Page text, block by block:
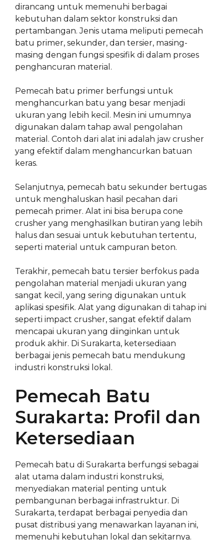
dirancang untuk memenuhi berbagai
kebutuhan dalam sektor konstruksi dan
pertambangan. Jenis utama meliputi pemecah
batu primer, sekunder, dan tersier, masing-
masing dengan fungsi spesifik di dalam proses
penghancuran material.
Pemecah batu primer berfungsi untuk
menghancurkan batu yang besar menjadi
ukuran yang lebih kecil. Mesin ini umumnya
digunakan dalam tahap awal pengolahan
material. Contoh dari alat ini adalah jaw crusher
yang efektif dalam menghancurkan batuan
keras.
Selanjutnya, pemecah batu sekunder bertugas
untuk menghaluskan hasil pecahan dari
pemecah primer. Alat ini bisa berupa cone
crusher yang menghasilkan butiran yang lebih
halus dan sesuai untuk kebutuhan tertentu,
seperti material untuk campuran beton.
Terakhir, pemecah batu tersier berfokus pada
pengolahan material menjadi ukuran yang
sangat kecil, yang sering digunakan untuk
aplikasi spesifik. Alat yang digunakan di tahap ini
seperti impact crusher, sangat efektif dalam
mencapai ukuran yang diinginkan untuk
produk akhir. Di Surakarta, ketersediaan
berbagai jenis pemecah batu mendukung
industri konstruksi lokal.
Pemecah Batu
Surakarta: Profil dan
Ketersediaan
Pemecah batu di Surakarta berfungsi sebagai
alat utama dalam industri konstruksi,
menyediakan material penting untuk
pembangunan berbagai infrastruktur. Di
Surakarta, terdapat berbagai penyedia dan
pusat distribusi yang menawarkan layanan ini,
memenuhi kebutuhan lokal dan sekitarnya.